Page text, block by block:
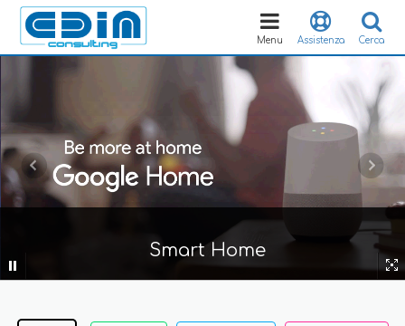
Cerca
Assistenza
Toggle
navigation
Menu
Smart Home